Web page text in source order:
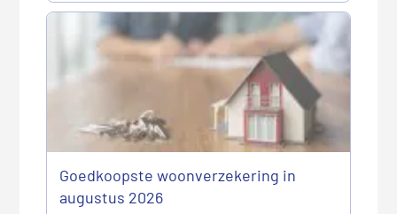
Goedkoopste woonverzekering in
augustus 2026